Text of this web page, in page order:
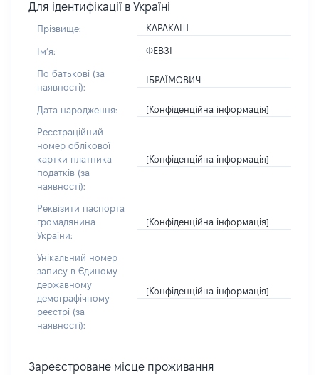
Для ідентифікації в Україні
Прізвище: КАРАКАШ
Імʼя: ФЕВЗІ
По батькові (за
наявності):
ІБРАЇМОВИЧ
Дата народження: [Конфіденційна інформація]
Реєстраційний
номер облікової
картки платника
податків (за
наявності):
[Конфіденційна інформація]
Реквізити паспорта
громадянина
України:
[Конфіденційна інформація]
Унікальний номер
запису в Єдиному
державному
демографічному
реєстрі (за
наявності):
[Конфіденційна інформація]
Зареєстроване місце проживання